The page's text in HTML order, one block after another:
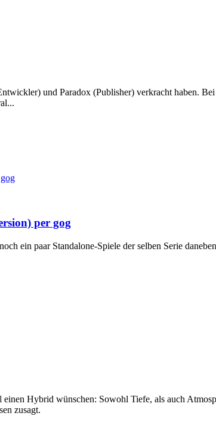
und Paradox (Publisher) verkracht haben.
per gog
ein paar Standalone-Spiele der selben Serie
Hybrid wünschen: Sowohl Tiefe, als auch
zusagt.